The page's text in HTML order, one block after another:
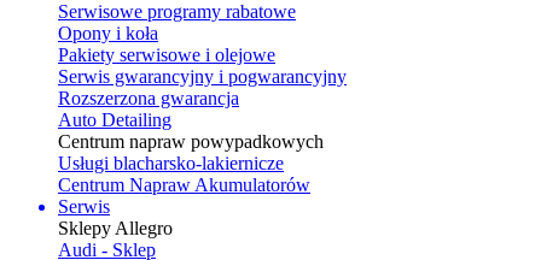
Serwisowe programy rabatowe
Opony i koła
Pakiety serwisowe i olejowe
Serwis gwarancyjny i pogwarancyjny
Rozszerzona gwarancja
Auto Detailing
Centrum napraw powypadkowych
Usługi blacharsko-lakiernicze
Centrum Napraw Akumulatorów
Serwis
Sklepy Allegro
Audi - Sklep